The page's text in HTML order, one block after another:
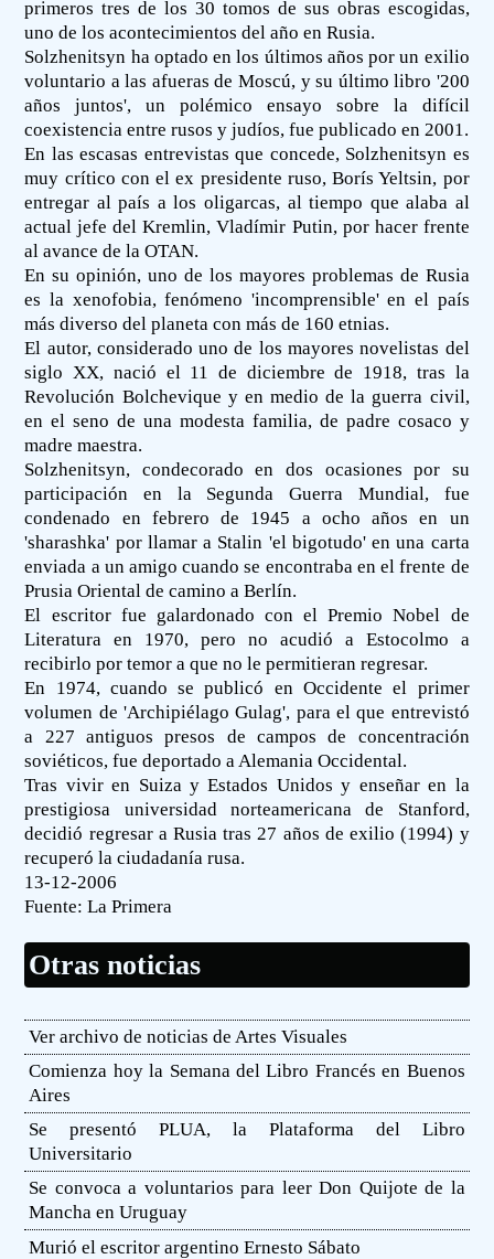
primeros tres de los 30 tomos de sus obras escogidas,
uno de los acontecimientos del año en Rusia.
Solzhenitsyn ha optado en los últimos años por un exilio
voluntario a las afueras de Moscú, y su último libro '200
años juntos', un polémico ensayo sobre la difícil
coexistencia entre rusos y judíos, fue publicado en 2001.
En las escasas entrevistas que concede, Solzhenitsyn es
muy crítico con el ex presidente ruso, Borís Yeltsin, por
entregar al país a los oligarcas, al tiempo que alaba al
actual jefe del Kremlin, Vladímir Putin, por hacer frente
al avance de la OTAN.
En su opinión, uno de los mayores problemas de Rusia
es la xenofobia, fenómeno 'incomprensible' en el país
más diverso del planeta con más de 160 etnias.
El autor, considerado uno de los mayores novelistas del
siglo XX, nació el 11 de diciembre de 1918, tras la
Revolución Bolchevique y en medio de la guerra civil,
en el seno de una modesta familia, de padre cosaco y
madre maestra.
Solzhenitsyn, condecorado en dos ocasiones por su
participación en la Segunda Guerra Mundial, fue
condenado en febrero de 1945 a ocho años en un
'sharashka' por llamar a Stalin 'el bigotudo' en una carta
enviada a un amigo cuando se encontraba en el frente de
Prusia Oriental de camino a Berlín.
El escritor fue galardonado con el Premio Nobel de
Literatura en 1970, pero no acudió a Estocolmo a
recibirlo por temor a que no le permitieran regresar.
En 1974, cuando se publicó en Occidente el primer
volumen de 'Archipiélago Gulag', para el que entrevistó
a 227 antiguos presos de campos de concentración
soviéticos, fue deportado a Alemania Occidental.
Tras vivir en Suiza y Estados Unidos y enseñar en la
prestigiosa universidad norteamericana de Stanford,
decidió regresar a Rusia tras 27 años de exilio (1994) y
recuperó la ciudadanía rusa.
13-12-2006
Fuente:La Primera
Otras noticias
Ver archivo de noticias de Artes Visuales
Comienza hoy la Semana del Libro Francés en Buenos
Aires
Se presentó PLUA, la Plataforma del Libro
Universitario
Se convoca a voluntarios para leer Don Quijote de la
Mancha en Uruguay
Murió el escritor argentino Ernesto Sábato